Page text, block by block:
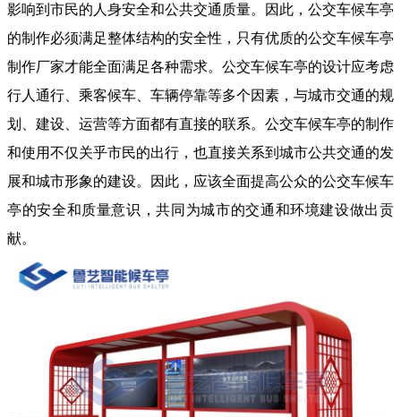
影响到市民的人身安全和公共交通质量。因此，公交车候车亭
的制作必须满足整体结构的安全性，只有优质的公交车候车亭
制作厂家才能全面满足各种需求。公交车候车亭的设计应考虑
行人通行、乘客候车、车辆停靠等多个因素，与城市交通的规
划、建设、运营等方面都有直接的联系。公交车候车亭的制作
和使用不仅关乎市民的出行，也直接关系到城市公共交通的发
展和城市形象的建设。因此，应该全面提高公众的公交车候车
亭的安全和质量意识，共同为城市的交通和环境建设做出贡
献。